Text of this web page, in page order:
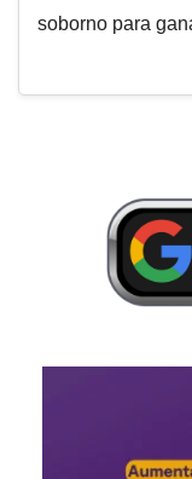
soborno para